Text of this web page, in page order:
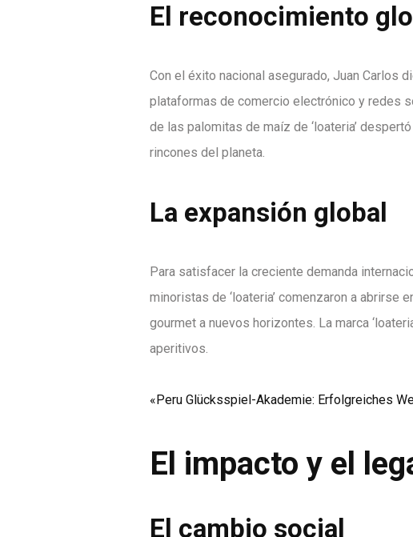
El reconocimiento
Con el éxito nacional asegurado, Juan Carlos
plataformas de comercio electrónico y redes
de las palomitas de maíz de ‘loateria’
rincones del planeta.
La expansión global
Para satisfacer la creciente demanda
minoristas de ‘loateria’ comenzaron a abrirse
gourmet a nuevos horizontes. La marca
aperitivos.
«Peru Glücksspiel-Akademie: Erfolgreiches
El impacto y el
El cambio social